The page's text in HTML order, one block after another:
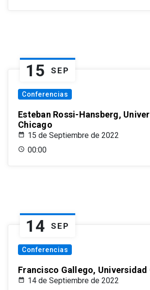
15 SEP
Conferencias
Esteban Rossi-Hansberg,
Chicago
15 de Septiembre de 2022
00:00
14 SEP
Conferencias
Francisco Gallego,
14 de Septiembre de 2022